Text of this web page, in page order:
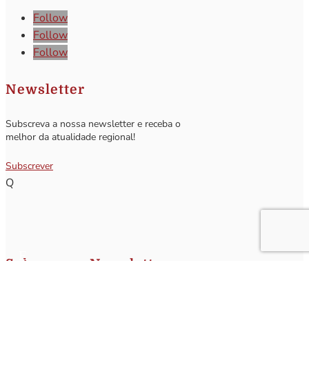
Follow
Follow
Follow
Newsletter
Subscreva a nossa newsletter e receba o
melhor da atualidade regional!
Subscrever
Q
Subscrever Newsletter